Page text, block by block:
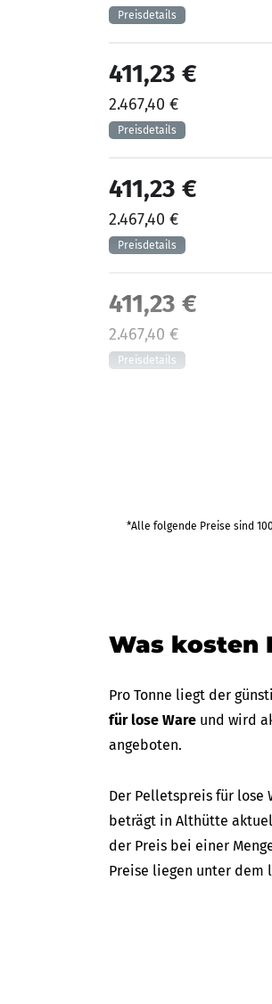
411,23 €
2.467,40 €
411,23 €
2.467,40 €
411,23 €
2.467,40 €
425,77 €
427,65 €
2.749,37 €
*Alle folgende Preise sind
Was kosten
Pro Tonne liegt der
für lose Ware und wird
angeboten.
Der Pelletspreis für lose
beträgt in Althütte
der Preis bei einer
Preise liegen unter dem